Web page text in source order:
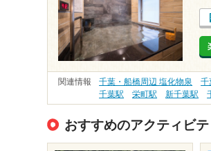
関連情報 千葉・船橋周辺 塩化物泉 千
千葉駅
栄町駅 新千葉駅
おすすめのアクティビ